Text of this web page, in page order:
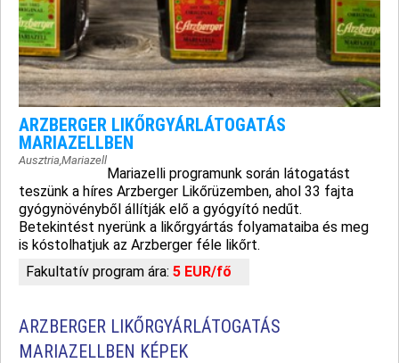
ARZBERGER LIKŐRGYÁRLÁTOGATÁS
MARIAZELLBEN
Ausztria,Mariazell
Mariazelli programunk során látogatást
teszünk a híres Arzberger Likőrüzemben, ahol 33 fajta
gyógynövényből állítják elő a gyógyító nedűt.
Betekintést nyerünk a likőrgyártás folyamataiba és meg
is kóstolhatjuk az Arzberger féle likőrt.
Fakultatív program ára: 5 EUR/fő
ARZBERGER LIKŐRGYÁRLÁTOGATÁS
MARIAZELLBEN KÉPEK